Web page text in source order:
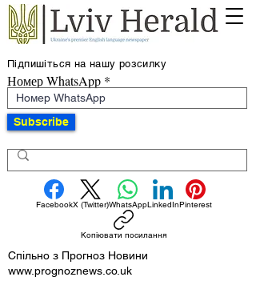
Підпишіться на нашу розсилку
Номер WhatsApp
Subscribe
FacebookX (Twitter)WhatsAppLinkedInPinterest
Копіювати посилання
Спільно з Прогноз Новини
www.prognoznews.co.uk